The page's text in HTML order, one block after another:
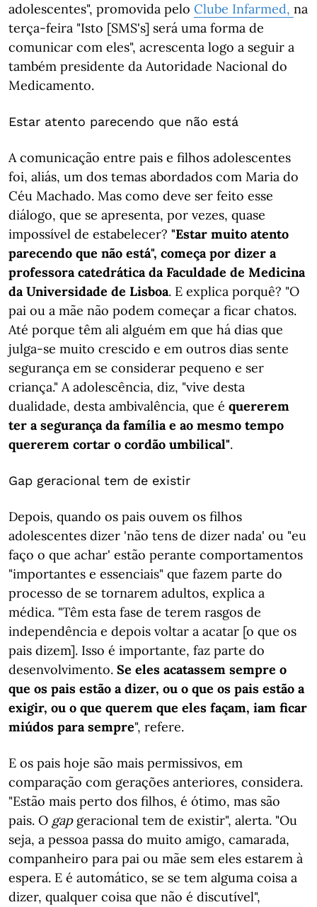
adolescentes", promovida pelo Clube Infarmed, na
terça-feira "Isto [SMS's] será uma forma de
comunicar com eles", acrescenta logo a seguir a
também presidente da Autoridade Nacional do
Medicamento.
Estar atento parecendo que não está
A comunicação entre pais e filhos adolescentes
foi, aliás, um dos temas abordados com Maria do
Céu Machado. Mas como deve ser feito esse
diálogo, que se apresenta, por vezes, quase
impossível de estabelecer? "Estar muito atento
parecendo que não está", começa por dizer a
professora catedrática da Faculdade de Medicina
da Universidade de Lisboa. E explica porquê? "O
pai ou a mãe não podem começar a ficar chatos.
Até porque têm ali alguém em que há dias que
julga-se muito crescido e em outros dias sente
segurança em se considerar pequeno e ser
criança." A adolescência, diz, "vive desta
dualidade, desta ambivalência, que é quererem
ter a segurança da família e ao mesmo tempo
quererem cortar o cordão umbilical".
Gap geracional tem de existir
Depois, quando os pais ouvem os filhos
adolescentes dizer 'não tens de dizer nada' ou "eu
faço o que achar' estão perante comportamentos
"importantes e essenciais" que fazem parte do
processo de se tornarem adultos, explica a
médica. "Têm esta fase de terem rasgos de
independência e depois voltar a acatar [o que os
pais dizem]. Isso é importante, faz parte do
desenvolvimento. Se eles acatassem sempre o
que os pais estão a dizer, ou o que os pais estão a
exigir, ou o que querem que eles façam, iam ficar
miúdos para sempre", refere.
E os pais hoje são mais permissivos, em
comparação com gerações anteriores, considera.
"Estão mais perto dos filhos, é ótimo, mas são
pais. O gapgeracional tem de existir", alerta. "Ou
seja, a pessoa passa do muito amigo, camarada,
companheiro para pai ou mãe sem eles estarem à
espera. E é automático, se se tem alguma coisa a
dizer, qualquer coisa que não é discutível",